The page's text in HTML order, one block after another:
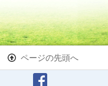
ページの先頭へ